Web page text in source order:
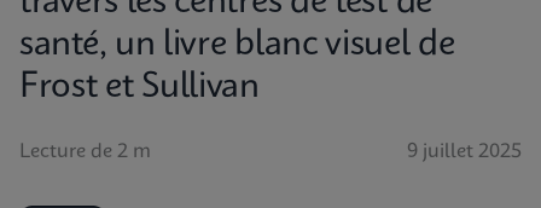
santé, un livre blanc visuel de
Frost et Sullivan
Lecture de 2 m 9 juillet 2025